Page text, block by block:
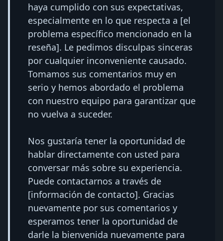
haya cumplido con sus expectativas,
especialmente en lo que respecta a [el
problema específico mencionado en la
reseña]. Le pedimos disculpas sinceras
por cualquier inconveniente causado.
Tomamos sus comentarios muy en
serio y hemos abordado el problema
con nuestro equipo para garantizar que
no vuelva a suceder.
Nos gustaría tener la oportunidad de
hablar directamente con usted para
conversar más sobre su experiencia.
Puede contactarnos a través de
[información de contacto]. Gracias
nuevamente por sus comentarios y
esperamos tener la oportunidad de
darle la bienvenida nuevamente para